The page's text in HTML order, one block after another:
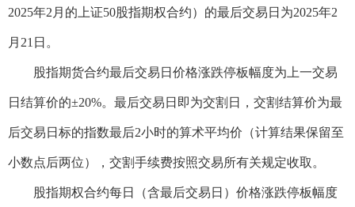
2025年2月的上证50股指期权合约）的最后交易日为2025年2
月21日。
股指期货合约最后交易日价格涨跌停板幅度为上一交易
日结算价的±20%。最后交易日即为交割日，交割结算价为最
后交易日标的指数最后2小时的算术平均价（计算结果保留至
小数点后两位），交割手续费按照交易所有关规定收取。
股指期权合约每日（含最后交易日）价格涨跌停板幅度